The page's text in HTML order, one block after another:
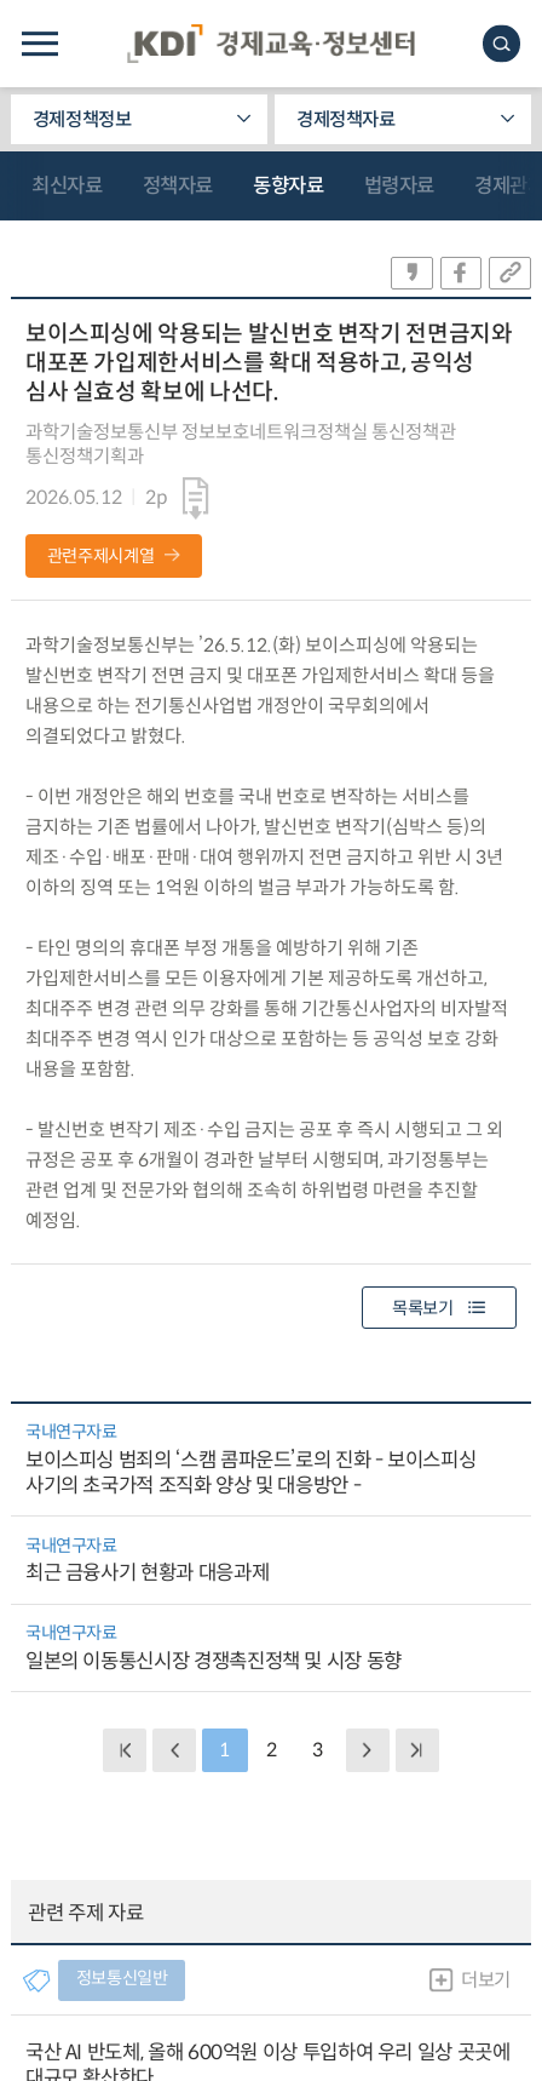
경제정책정보 경제정책자료
최신자료 정책자료 동향자료 법령자료 경제관
보이스피싱에 악용되는 발신번호 변작기 전면금지와
대포폰 가입제한서비스를 확대 적용하고, 공익성
심사 실효성 확보에 나선다.
과학기술정보통신부 정보보호네트워크정책실 통신정책관
통신정책기획과
2026.05.12
2p
관련주제시계열
과학기술정보통신부는 ’26.5.12.(화) 보이스피싱에 악용되는
발신번호 변작기 전면 금지 및 대포폰 가입제한서비스 확대 등을
내용으로 하는 전기통신사업법 개정안이 국무회의에서
의결되었다고 밝혔다.
- 이번 개정안은 해외 번호를 국내 번호로 변작하는 서비스를
금지하는 기존 법률에서 나아가, 발신번호 변작기(심박스 등)의
제조·수입·배포·판매·대여 행위까지 전면 금지하고 위반 시 3년
이하의 징역 또는 1억원 이하의 벌금 부과가 가능하도록 함.
- 타인 명의의 휴대폰 부정 개통을 예방하기 위해 기존
가입제한서비스를 모든 이용자에게 기본 제공하도록 개선하고,
최대주주 변경 관련 의무 강화를 통해 기간통신사업자의 비자발적
최대주주 변경 역시 인가 대상으로 포함하는 등 공익성 보호 강화
내용을 포함함.
- 발신번호 변작기 제조·수입 금지는 공포 후 즉시 시행되고 그 외
규정은 공포 후 6개월이 경과한 날부터 시행되며, 과기정통부는
관련 업계 및 전문가와 협의해 조속히 하위법령 마련을 추진할
예정임.
목록보기
국내연구자료
보이스피싱 범죄의 ‘스캠 콤파운드’로의 진화 - 보이스피싱
사기의 초국가적 조직화 양상 및 대응방안 -
국내연구자료
최근 금융사기 현황과 대응과제
국내연구자료
일본의 이동통신시장 경쟁촉진정책 및 시장 동향
1 2 3
관련 주제 자료
정보통신일반 더보기
국산 AI 반도체, 올해 600억원 이상 투입하여 우리 일상 곳곳에